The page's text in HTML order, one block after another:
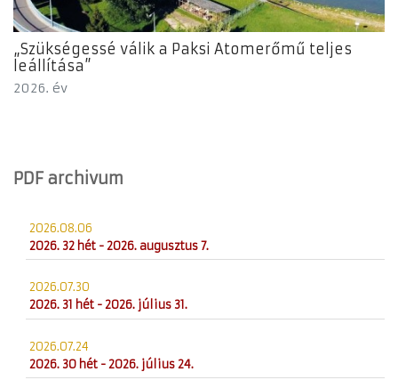
„Szükségessé válik a Paksi Atomerőmű teljes
leállítása”
2026. év
PDF archivum
2026.08.06
2026. 32 hét - 2026. augusztus 7.
2026.07.30
2026. 31 hét - 2026. július 31.
2026.07.24
2026. 30 hét - 2026. július 24.